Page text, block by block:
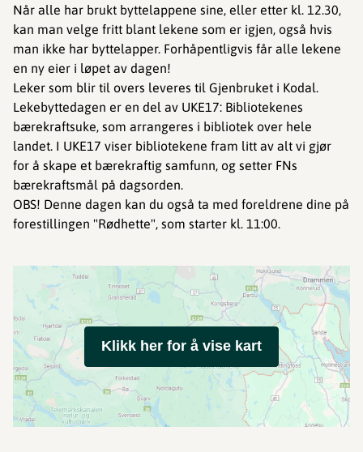
Når alle har brukt byttelappene sine, eller etter kl. 12.30,
kan man velge fritt blant lekene som er igjen, også hvis
man ikke har byttelapper. Forhåpentligvis får alle lekene
en ny eier i løpet av dagen!
Leker som blir til overs leveres til Gjenbruket i Kodal.
Lekebyttedagen er en del av UKE17: Bibliotekenes
bærekraftsuke, som arrangeres i bibliotek over hele
landet. I UKE17 viser bibliotekene fram litt av alt vi gjør
for å skape et bærekraftig samfunn, og setter FNs
bærekraftsmål på dagsorden.
OBS! Denne dagen kan du også ta med foreldrene dine på
forestillingen "Rødhette", som starter kl. 11:00.
Klikk her for å vise kart